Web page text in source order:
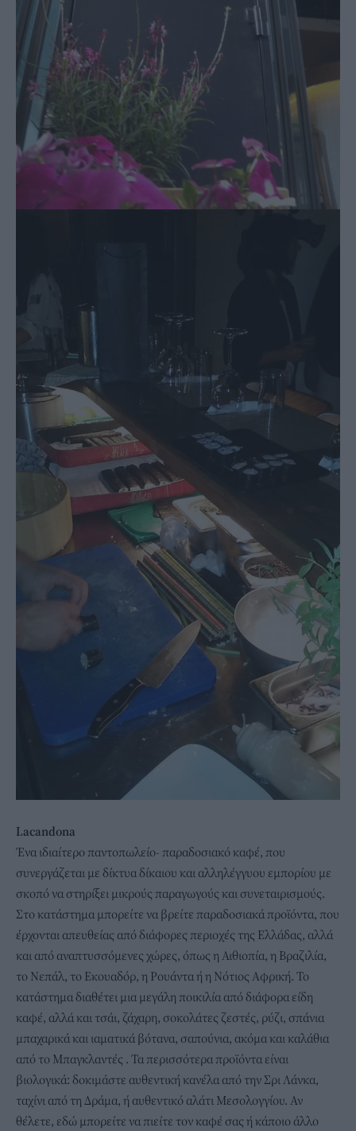
Lacandona
Ένα ιδιαίτερο παντοπωλείο- παραδοσιακό καφέ, που
συνεργάζεται με δίκτυα δίκαιου και αλληλέγγυου εμπορίου με
σκοπό να στηρίξει μικρούς παραγωγούς και συνεταιρισμούς.
Στο κατάστημα μπορείτε να βρείτε παραδοσιακά προϊόντα, που
έρχονται απευθείας από διάφορες περιοχές της Ελλάδας, αλλά
και από αναπτυσσόμενες χώρες, όπως η Αιθιοπία, η Βραζιλία,
το Νεπάλ, το Εκουαδόρ, η Ρουάντα ή η Νότιος Αφρική. Το
κατάστημα διαθέτει μια μεγάλη ποικιλία από διάφορα είδη
καφέ, αλλά και τσάι, ζάχαρη, σοκολάτες ζεστές, ρύζι, σπάνια
μπαχαρικά και ιαματικά βότανα, σαπούνια, ακόμα και καλάθια
από το Μπαγκλαντές . Τα περισσότερα προϊόντα είναι
βιολογικά: δοκιμάστε αυθεντική κανέλα από την Σρι Λάνκα,
ταχίνι από τη Δράμα, ή αυθεντικό αλάτι Μεσολογγίου. Αν
θέλετε, εδώ μπορείτε να πιείτε τον καφέ σας ή κάποιο άλλο